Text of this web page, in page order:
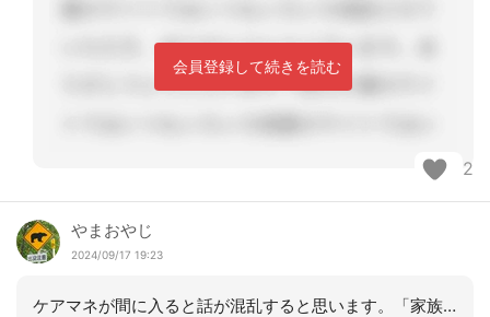
会員登録して続きを読む
2
やまおやじ
2024/09/17 19:23
ケアマネが間に入ると話が混乱すると思います。「家族が状況を理解できていない」ので